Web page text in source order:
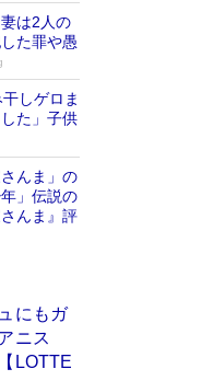
は2人の
た罪や愚
しゲロま
た」子供
んま」の
」伝説の
んま』評
ー1
れたマ
んで生き
にもガ
ニス
LOTTE